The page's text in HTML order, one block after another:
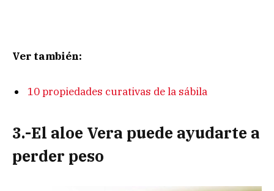
Ver también:
10 propiedades curativas de la sábila
3.-El aloe Vera puede ayudarte a
perder peso